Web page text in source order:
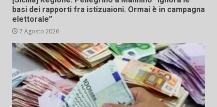
basi dei rapporti fra istizuaioni. Ormai è in campagna
elettorale”
7 Agosto 2026